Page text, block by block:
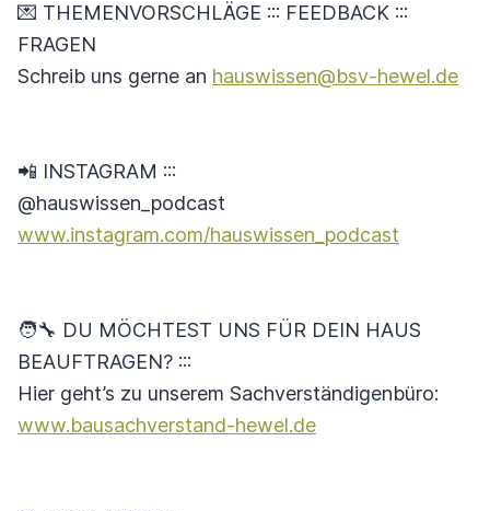
💌 THEMENVORSCHLÄGE ::: FEEDBACK :::
FRAGEN
Schreib uns gerne an hauswissen@bsv-hewel.de
📲 INSTAGRAM :::
@hauswissen_podcast
www.instagram.com/hauswissen_podcast
🧑‍🔧 DU MÖCHTEST UNS FÜR DEIN HAUS
BEAUFTRAGEN? :::
Hier geht’s zu unserem Sachverständigenbüro:
www.bausachverstand-hewel.de